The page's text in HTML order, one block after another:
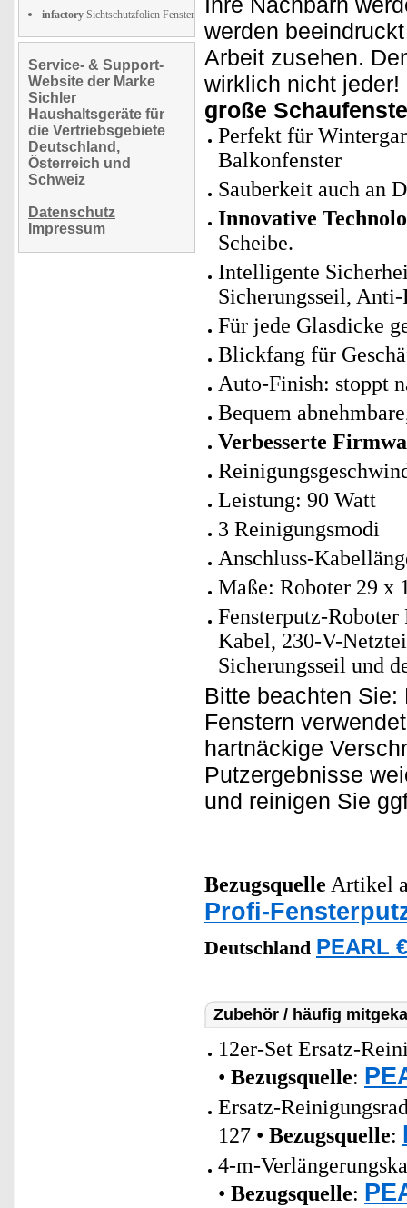
infactory Sichtschutzfolien Fenster
Service- & Support-
Website der Marke
Sichler
Haushaltsgeräte für
die Vertriebsgebiete
Deutschland,
Österreich und
Schweiz
Datenschutz
Impressum
werden
Arbeit zusehen.
wirklich nicht
große
Perfekt für
Balkonfenster
Sauberkeit auch an
Innovative
Scheibe.
Intelligente
Sicherungsseil,
Für jede Glasdicke
Blickfang für
Auto-Finish: stoppt
Bequem
Verbesserte
Leistung: 90 Watt
3 Reinigungsmodi
Anschluss-
Maße: Roboter 29 x
Fensterputz-
Kabel, 230-V-
Sicherungsseil und
Bitte beachten
Fenstern
hartnäckige
Putzergebnisse
und reinigen Sie
Bezugsquelle Artikel
Profi-
Deutschland PEARL
Zubehör / häufig
12er-Set Ersatz-
• Bezugsquelle:
Ersatz-
127 • Bezugsquelle:
4-m-
• Bezugsquelle: